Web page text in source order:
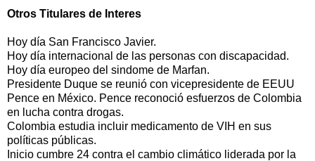
Otros Titulares de Interes
Hoy día San Francisco Javier.
Hoy día internacional de las personas con discapacidad.
Hoy día europeo del sindome de Marfan.
Presidente Duque se reunió con vicepresidente de EEUU
Pence en México. Pence reconoció esfuerzos de Colombia
en lucha contra drogas.
Colombia estudia incluir medicamento de VIH en sus
políticas públicas.
Inicio cumbre 24 contra el cambio climático liderada por la